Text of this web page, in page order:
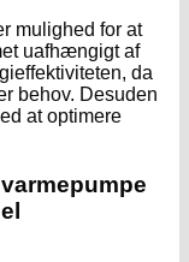
mulighed for at
uafhængigt af
da
behov. Desuden
at optimere